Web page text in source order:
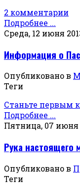
2 комментарии
Подробнее ...
Среда, 12 июня
Информация о
Опубликовано в
Теги
Станьте первым
Подробнее ...
Пятница, 07 июня
Рука настоящего
Опубликовано в
Теги